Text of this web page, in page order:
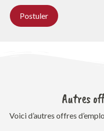
Autres
Voici d’autres offres